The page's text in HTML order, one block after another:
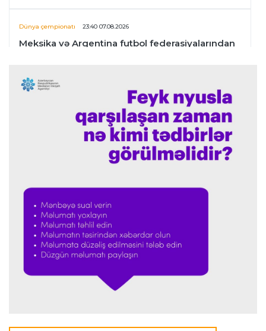
Dünya çempionatı 23:40 07.08.2026
Meksika və Argentina futbol federasiyalarından
"Formula 1" pilotlarının 2026-cı il reytinqi
qatdı
Formula-1 23:29 07.08.2026
"Antonellinin potensialına heç vaxt şübhə